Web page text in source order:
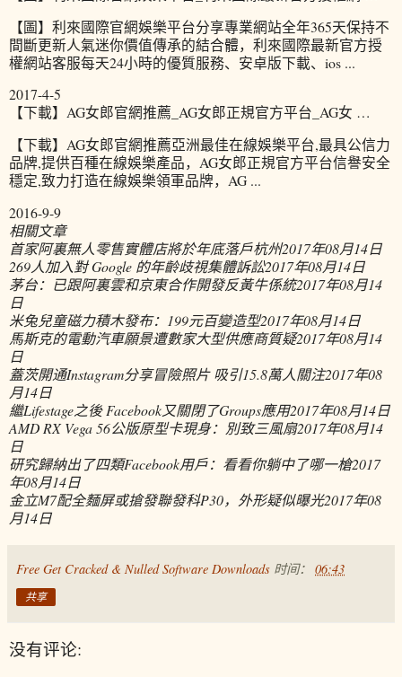
【圖】利來國際官網娛樂平台分享專業網站全年365天保持不
間斷更新人氣迷你價值傳承的結合體，利來國際最新官方授
權網站客服每天24小時的優質服務、安卓版下載、ios ...
2017-4-5
【下載】AG女郎官網推薦_AG女郎正規官方平台_AG女 …
【下載】AG女郎官網推薦亞洲最佳在線娛樂平台,最具公信力
品牌,提供百種在線娛樂產品，AG女郎正規官方平台信譽安全
穩定,致力打造在線娛樂領軍品牌，AG ...
2016-9-9
相關文章
首家阿裏無人零售實體店將於年底落戶杭州2017年08月14日
269人加入對 Google 的年齡歧視集體訴訟2017年08月14日
茅台：已跟阿裏雲和京東合作開發反黃牛係統2017年08月14
日
米兔兒童磁力積木發布：199元百變造型2017年08月14日
馬斯克的電動汽車願景遭數家大型供應商質疑2017年08月14
日
蓋茨開通Instagram分享冒險照片 吸引15.8萬人關注2017年08
月14日
繼Lifestage之後 Facebook又關閉了Groups應用2017年08月14日
AMD RX Vega 56公版原型卡現身：別致三風扇2017年08月14
日
研究歸納出了四類Facebook用戶：看看你躺中了哪一槍2017
年08月14日
金立M7配全麵屏或搶發聯發科P30，外形疑似曝光2017年08
月14日
Free Get Cracked & Nulled Software Downloads 时间： 06:43
共享
没有评论: